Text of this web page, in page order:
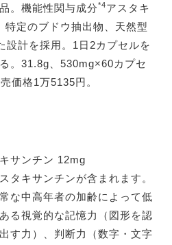
。機能性関与成分*4アスタキ
定のブドウ抽出物、天然型
設計を採用。1日2カプセルを
。31.8g、530mg×60カプセ
価格1万5135円。
サンチン 12mg
タキサンチンが含まれます。
な中高年者の加齢によって低
る視覚的な記憶力（図形を認
す力）、判断力（数字・文字